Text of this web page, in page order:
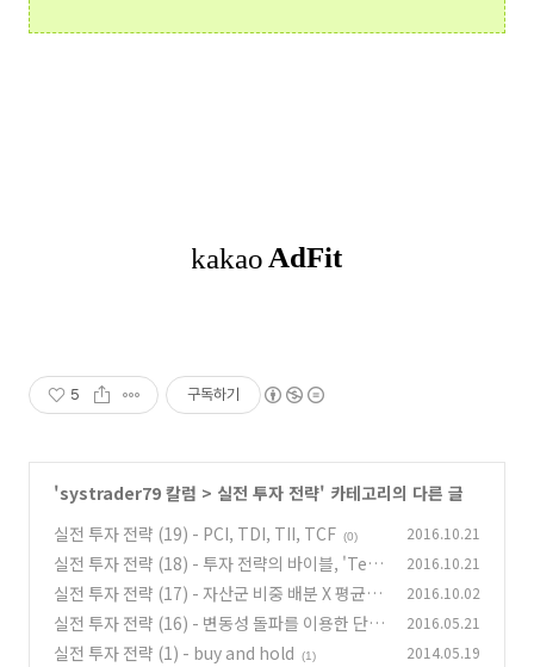
5 구독하기
'systrader79 칼럼 > 실전 투자 전략' 카테고리의 다른 글
실전 투자 전략 (19) - PCI, TDI, TII, TCF (0) 2016.10.21
실전 투자 전략 (18) - 투자 전략의 바이블, 'Tec
hnical analysis of stocks and commoditie
s' (0)
2016.10.21
실전 투자 전략 (17) - 자산군 비중 배분 X 평균 모
멘텀 스코어 배분 (파이썬 코드) (2)
2016.10.02
실전 투자 전략 (16) - 변동성 돌파를 이용한 단기
스윙(단타) 전략 (2)
(4)
2016.05.21
실전 투자 전략 (1) - buy and hold (1) 2014.05.19